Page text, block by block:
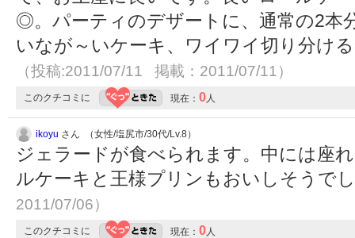
◎。パーティのデザートに、通常の2本
いなが～いケーキ、ワイワイ切り分け
（投稿:2011/07/11 掲載：2011/07/11）
このクチコミに 現在： 0人
ikoyu さん （女性/塩尻市/30代/Lv.8）
ジェラードが食べられます。中には座
ルケーキと王様プリンもおいしそうで
2011/07/06）
このクチコミに 現在： 0人